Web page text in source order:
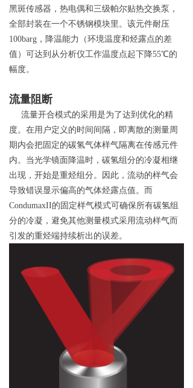
黑斑传感器，热电偶和三级帕尔贴热交换泵，
全部封装在一个不锈钢模块里。该元件耐压
100barg ，降温能力（环境温度和烃露点的差
值）可达到从分析仪工作温度点起下降55℃的
幅度。
流量阻断
流量开合模式的采用是为了达到优化的精
度。在用户定义的时间间隔，即离散的测量周
期内会把固定的碳氢气体样气隔离在传感元件
内。当光学镜面降温时，碳氢组分的冷凝相继
出现，开始是重烃组分。因此，流动的样气会
导致错误显示偏高的气体烃露点值。 而
CondumaxII的固定样气模式可确保所有碳氢组
分的冷凝，避免其他测量模式采用流动样气而
引发的重烃端持续析出的误差。